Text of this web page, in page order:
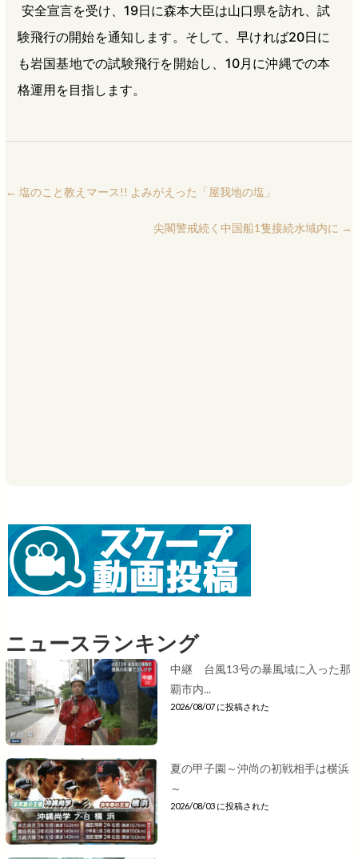
安全宣言を受け、19日に森本大臣は山口県を訪れ、試
験飛行の開始を通知します。そして、早ければ20日に
も岩国基地での試験飛行を開始し、10月に沖縄での本
格運用を目指します。
← 塩のこと教えマース!! よみがえった「屋我地の塩」
尖閣警戒続く中国船1隻接続水域内に →
ニュースランキング
中継 台風13号の暴風域に入った那
覇市内...
2026/08/07 に投稿された
夏の甲子園～沖尚の初戦相手は横浜
～
2026/08/03 に投稿された